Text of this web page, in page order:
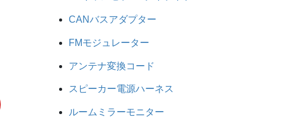
CANバスアダプター
FMモジュレーター
アンテナ変換コード
スピーカー電源ハーネス
ルームミラーモニター